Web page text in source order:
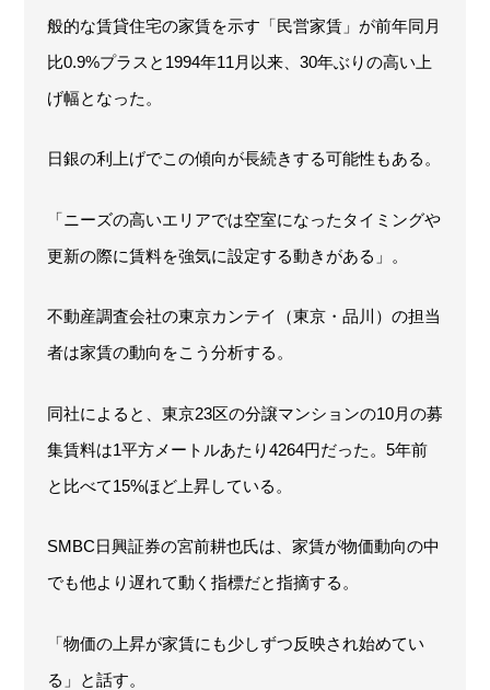
般的な賃貸住宅の家賃を示す「民営家賃」が前年同月
比0.9%プラスと1994年11月以来、30年ぶりの高い上
げ幅となった。
日銀の利上げでこの傾向が長続きする可能性もある。
「ニーズの高いエリアでは空室になったタイミングや
更新の際に賃料を強気に設定する動きがある」。
不動産調査会社の東京カンテイ（東京・品川）の担当
者は家賃の動向をこう分析する。
同社によると、東京23区の分譲マンションの10月の募
集賃料は1平方メートルあたり4264円だった。5年前
と比べて15%ほど上昇している。
SMBC日興証券の宮前耕也氏は、家賃が物価動向の中
でも他より遅れて動く指標だと指摘する。
「物価の上昇が家賃にも少しずつ反映され始めてい
る」と話す。